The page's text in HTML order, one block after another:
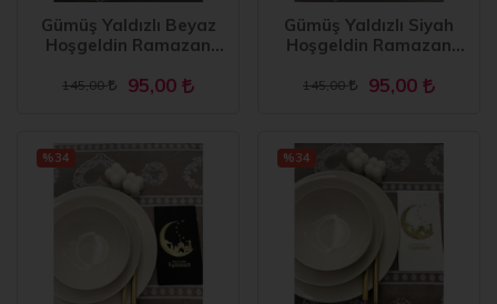
Gümüş Yaldızlı Beyaz
Hoşgeldin Ramazan
Peçete 16 lı
145,00 95,00
Gümüş Yaldızlı Siyah
Hoşgeldin Ramazan
Peçete 16 lı
145,00 95,00
%34 %34